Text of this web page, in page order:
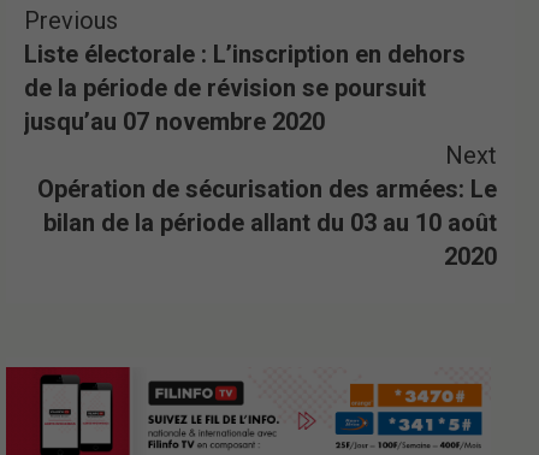
Previous
Liste électorale : L’inscription en dehors
de la période de révision se poursuit
jusqu’au 07 novembre 2020
Next
Opération de sécurisation des armées: Le
bilan de la période allant du 03 au 10 août
2020